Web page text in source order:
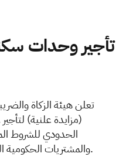
VAT
Tax Declaration
تأجير وحدات
​​تعلنهيئة الزكاة
(مزايدة علنية)
الحدودي للشروط
والمشتريات الحكومية الخاص بتأجير العقارات واستثمارها.